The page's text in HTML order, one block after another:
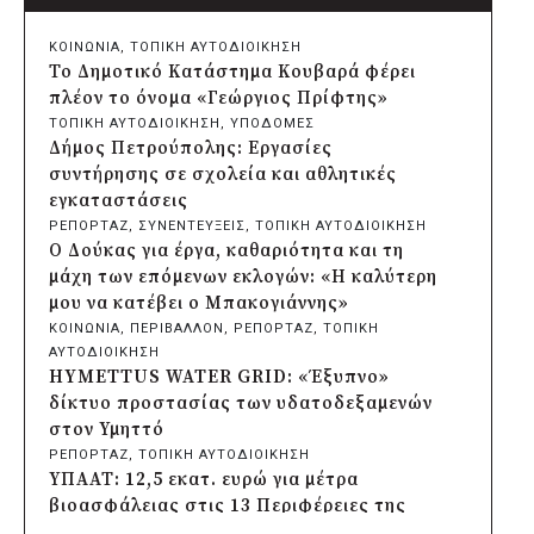
Δήμος Πατρέων: Αντικατάσταση
φωτιστικών μετά τη λεηλασία στο έλος
της Αγυιάς
πριν από 19 ώρες
Δήμος Σαρωνικού: Βανδάλισαν το
εκκλησάκι της Μεταμόρφωσης του
Σωτήρος
πριν από 19 ώρες
Περιφέρεια Αττικής: Έξι συμπεράσματα
για την ψηφιακή μετάβαση των
επιχειρήσεων
πριν από 19 ώρες
Δήμος Σαρωνικού και ΑΡΧΕΛΩΝ
ενημερώνουν τους λουόμενους για τη
συνύπαρξη με τις θαλάσσιες χελώνες
πριν από 20 ώρες
Δήμος Κυθήρων: Απαγόρευση πρόσβασης
στην παραλία Λυκοδήμου για λόγους
ασφαλείας
πριν από 20 ώρες
ΚΟΙΝΩΝΙΑ, ΤΟΠΙΚΗ ΑΥΤΟΔΙΟΙΚΗΣΗ
Το Δημοτικό Κατάστημα Κουβαρά φέρει
πλέον το όνομα «Γεώργιος Πρίφτης»
ΤΟΠΙΚΗ ΑΥΤΟΔΙΟΙΚΗΣΗ , ΥΠΟΔΟΜΕΣ
Δήμος Πετρούπολης: Εργασίες
συντήρησης σε σχολεία και αθλητικές
εγκαταστάσεις
ΡΕΠΟΡΤΑΖ, ΣΥΝΕΝΤΕΥΞΕΙΣ, ΤΟΠΙΚΗ ΑΥΤΟΔΙΟΙΚΗΣΗ
Ο Δούκας για έργα, καθαριότητα και τη
μάχη των επόμενων εκλογών: «Η καλύτερη
μου να κατέβει ο Μπακογιάννης»
ΚΟΙΝΩΝΙΑ, ΠΕΡΙΒΑΛΛΟΝ , ΡΕΠΟΡΤΑΖ, ΤΟΠΙΚΗ
ΑΥΤΟΔΙΟΙΚΗΣΗ
HYMETTUS WATER GRID: «Έξυπνο»
δίκτυο προστασίας των υδατοδεξαμενών
στον Υμηττό
ΡΕΠΟΡΤΑΖ, ΤΟΠΙΚΗ ΑΥΤΟΔΙΟΙΚΗΣΗ
ΥΠΑΑΤ: 12,5 εκατ. ευρώ για μέτρα
βιοασφάλειας στις 13 Περιφέρειες της